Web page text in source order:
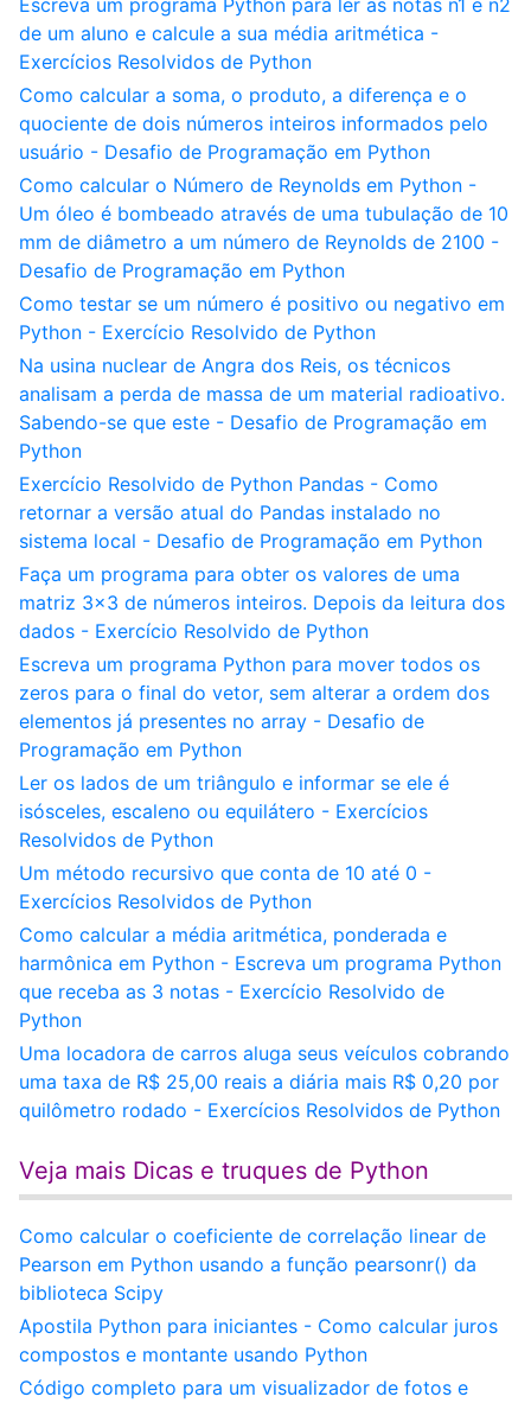
Escreva um programa Python para ler as notas n1 e n2
de um aluno e calcule a sua média aritmética -
Exercícios Resolvidos de Python
Como calcular a soma, o produto, a diferença e o
quociente de dois números inteiros informados pelo
usuário - Desafio de Programação em Python
Como calcular o Número de Reynolds em Python -
Um óleo é bombeado através de uma tubulação de 10
mm de diâmetro a um número de Reynolds de 2100 -
Desafio de Programação em Python
Como testar se um número é positivo ou negativo em
Python - Exercício Resolvido de Python
Na usina nuclear de Angra dos Reis, os técnicos
analisam a perda de massa de um material radioativo.
Sabendo-se que este - Desafio de Programação em
Python
Exercício Resolvido de Python Pandas - Como
retornar a versão atual do Pandas instalado no
sistema local - Desafio de Programação em Python
Faça um programa para obter os valores de uma
matriz 3x3 de números inteiros. Depois da leitura dos
dados - Exercício Resolvido de Python
Escreva um programa Python para mover todos os
zeros para o final do vetor, sem alterar a ordem dos
elementos já presentes no array - Desafio de
Programação em Python
Ler os lados de um triângulo e informar se ele é
isósceles, escaleno ou equilátero - Exercícios
Resolvidos de Python
Um método recursivo que conta de 10 até 0 -
Exercícios Resolvidos de Python
Como calcular a média aritmética, ponderada e
harmônica em Python - Escreva um programa Python
que receba as 3 notas - Exercício Resolvido de
Python
Uma locadora de carros aluga seus veículos cobrando
uma taxa de R$ 25,00 reais a diária mais R$ 0,20 por
quilômetro rodado - Exercícios Resolvidos de Python
Veja mais Dicas e truques de Python
Como calcular o coeficiente de correlação linear de
Pearson em Python usando a função pearsonr() da
biblioteca Scipy
Apostila Python para iniciantes - Como calcular juros
compostos e montante usando Python
Código completo para um visualizador de fotos e